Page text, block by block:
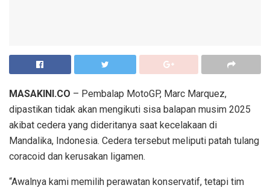
MASAKINI.CO – Pembalap MotoGP, Marc Marquez,
dipastikan tidak akan mengikuti sisa balapan musim 2025
akibat cedera yang dideritanya saat kecelakaan di
Mandalika, Indonesia. Cedera tersebut meliputi patah tulang
coracoid dan kerusakan ligamen.
“Awalnya kami memilih perawatan konservatif, tetapi tim